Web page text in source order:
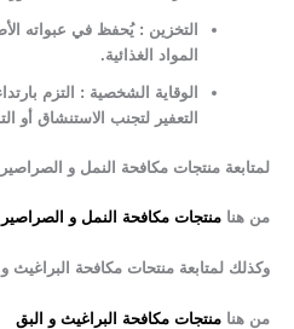
التخزين : يُحفظ في عبواته
المواد الغذائية.
الوقاية الشخصية : التزم
التعفير لتجنب الاستنشاق أو
لمتابعة منتجات مكافحة النمل و
من هنا منتجات مكافحة النمل و الصراصير
وكذلك لمتابعة منتحات مكافحة البراغيث
من هنا منتجات مكافحة البراغيث و البق